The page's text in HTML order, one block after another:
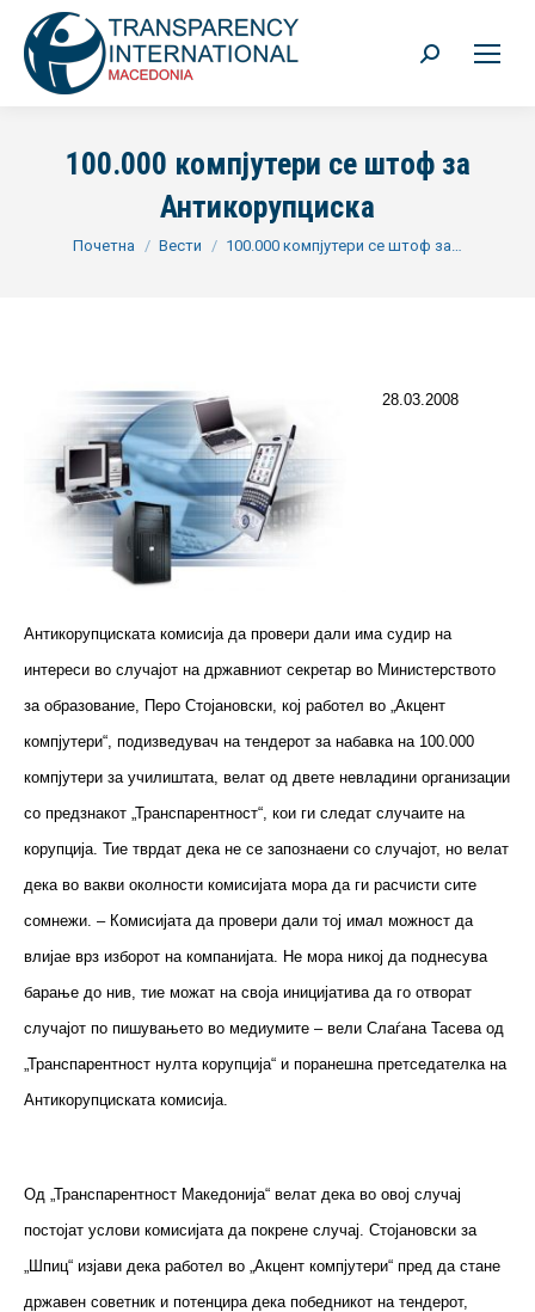
Search:
100.000 компјутери се штоф за
Антикорупциска
You are here:
Почетна Вести 100.000 компјутери се штоф за…
28.03.2008
Антикорупциската комисија да провери дали има судир на
интереси во случајот на државниот секретар во Министерството
за образование, Перо Стојановски, кој работел во „Акцент
компјутери“, подизведувач на тендерот за набавка на 100.000
компјутери за училиштата, велат од двете невладини организации
со предзнакот „Транспарентност“, кои ги следат случаите на
корупција. Тие тврдат дека не се запознаени со случајот, но велат
дека во вакви околности комисијата мора да ги расчисти сите
сомнежи. – Комисијата да провери дали тој имал можност да
влијае врз изборот на компанијата. Не мора никој да поднесува
барање до нив, тие можат на своја иницијатива да го отворат
случајот по пишувањето во медиумите – вели Слаѓана Тасева од
„Транспарентност нулта корупција“ и поранешна претседателка на
Антикорупциската комисија.
Од „Транспарентност Македонија“ велат дека во овој случај
постојат услови комисијата да покрене случај. Стојановски за
„Шпиц“ изјави дека работел во „Акцент компјутери“ пред да стане
државен советник и потенцира дека победникот на тендерот,